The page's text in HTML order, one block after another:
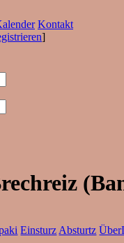
Kontakt
]
Einsturz Absturtz